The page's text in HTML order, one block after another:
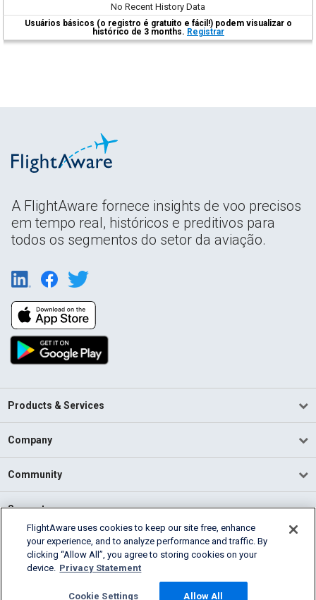
No Recent History Data
Usuários básicos (o registro é gratuito e fácil!) podem visualizar o
histórico de 3 months. Registrar
A FlightAware fornece insights de voo precisos
em tempo real, históricos e preditivos para
todos os segmentos do setor da aviação.
Products & Services
Company
Community
Support
English (USA)
2026 FlightAware
Cookie Settings
FlightAware uses cookies to keep our site free, enhance
your experience, and to analyze performance and traffic. By
clicking “Allow All”, you agree to storing cookies on your
device. Privacy Statement
Cookie Settings Allow All